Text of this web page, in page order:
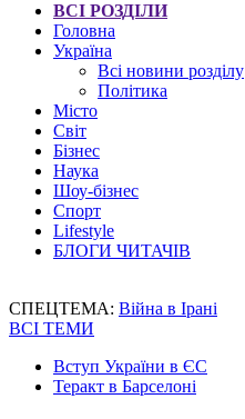
ВСІ РОЗДІЛИ
Головна
Україна
Всі новини розділу
Політика
Місто
Світ
Бізнес
Наука
Шоу-бізнес
Спорт
Lifestyle
БЛОГИ ЧИТАЧІВ
СПЕЦТЕМА: Війна в Ірані
ВСІ ТЕМИ
Вступ України в ЄС
Теракт в Барселоні